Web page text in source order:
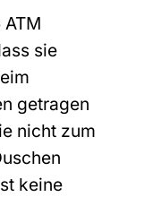
sie
getragen
nicht zum
keine